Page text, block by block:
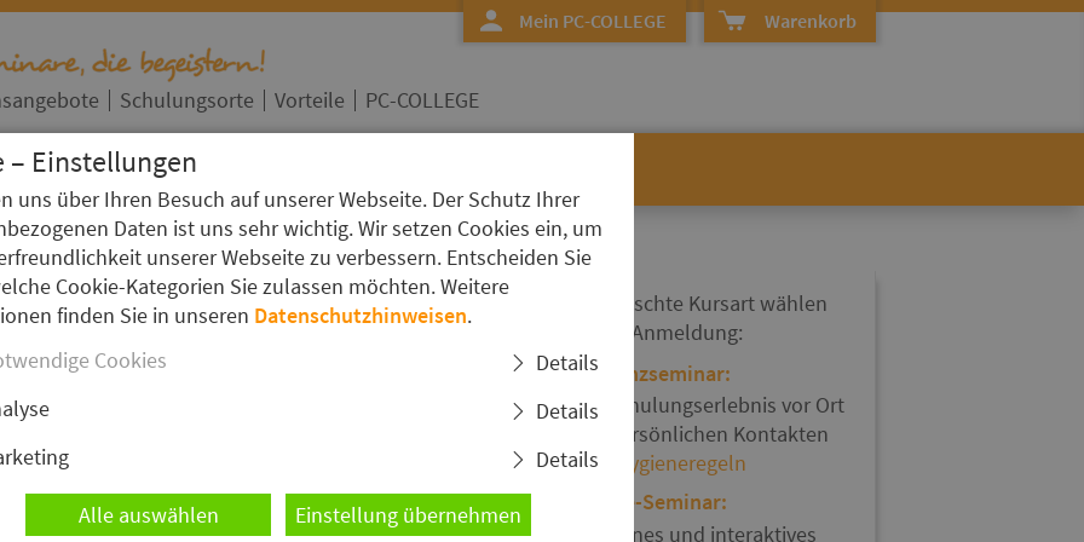
Warenkorb
Mein PC-COLLEGE
Schulungsorte Vorteile PC-COLLEGE
Kurs Detailseite
MySQL, PHP
effiziente Entwicklung von Web-Anwendungen
der weitverbreiteten Programmkombination aus
Datenbanksystem und PHP.
Ihre gewünschte Kursart wählen
Sie bei der Anmeldung:
Präsenzseminar:
Ein Schulungserlebnis vor Ort
mit persönlichen Kontakten
und
Hygieneregeln
Online-Seminar:
Modernes und interaktives
– Einstellungen
uns über Ihren Besuch auf unserer Webseite. Der Schutz Ihrer
Daten ist uns sehr wichtig. Wir setzen Cookies ein, um
unserer Webseite zu verbessern. Entscheiden Sie
Cookie-Kategorien Sie zulassen möchten. Weitere
finden Sie in unseren Datenschutzhinweisen.
Cookies
Details
Details
Details
Alle auswählen
Einstellung übernehmen